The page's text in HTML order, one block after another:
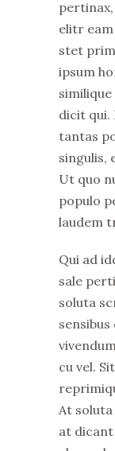
elitr
stet
ipsum
dicit qui.
tantas
singulis,
Ut quo
populo
laudem
Qui ad
sale
soluta
cu vel.
At
at